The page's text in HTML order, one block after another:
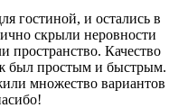
гостиной, и остались в
скрыли неровности
пространство. Качество
был простым и быстрым.
множество вариантов